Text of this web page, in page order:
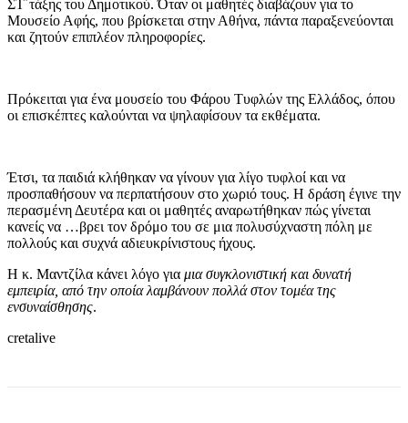
ΣΤ΄τάξης του Δημοτικού. Όταν οι μαθητές διαβάζουν για το
Μουσείο Αφής, που βρίσκεται στην Αθήνα, πάντα παραξενεύονται
και ζητούν επιπλέον πληροφορίες.
Πρόκειται για ένα μουσείο του Φάρου Τυφλών της Ελλάδος, όπου
οι επισκέπτες καλούνται να ψηλαφίσουν τα εκθέματα.
Έτσι, τα παιδιά κλήθηκαν να γίνουν για λίγο τυφλοί και να
προσπαθήσουν να περπατήσουν στο χωριό τους. Η δράση έγινε την
περασμένη Δευτέρα και οι μαθητές αναρωτήθηκαν πώς γίνεται
κανείς να …βρει τον δρόμο του σε μια πολυσύχναστη πόλη με
πολλούς και συχνά αδιευκρίνιστους ήχους.
Η κ. Μαντζίλα κάνει λόγο για μια συγκλονιστική και δυνατή
εμπειρία, από την οποία λαμβάνουν πολλά στον τομέα της
ενσυναίσθησης.
cretalive